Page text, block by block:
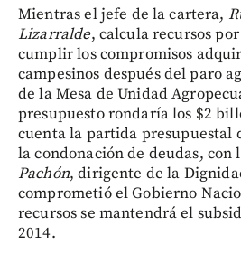
Mientras el jefe de la cartera,
Lizarralde, calcula recursos
cumplir los compromisos
campesinos después del paro
de la Mesa de Unidad
presupuesto rondaría los $2
cuenta la partida presupuestal
la condonación de deudas, con
Pachón, dirigente de la
comprometió el Gobierno
recursos se mantendrá el
2014.